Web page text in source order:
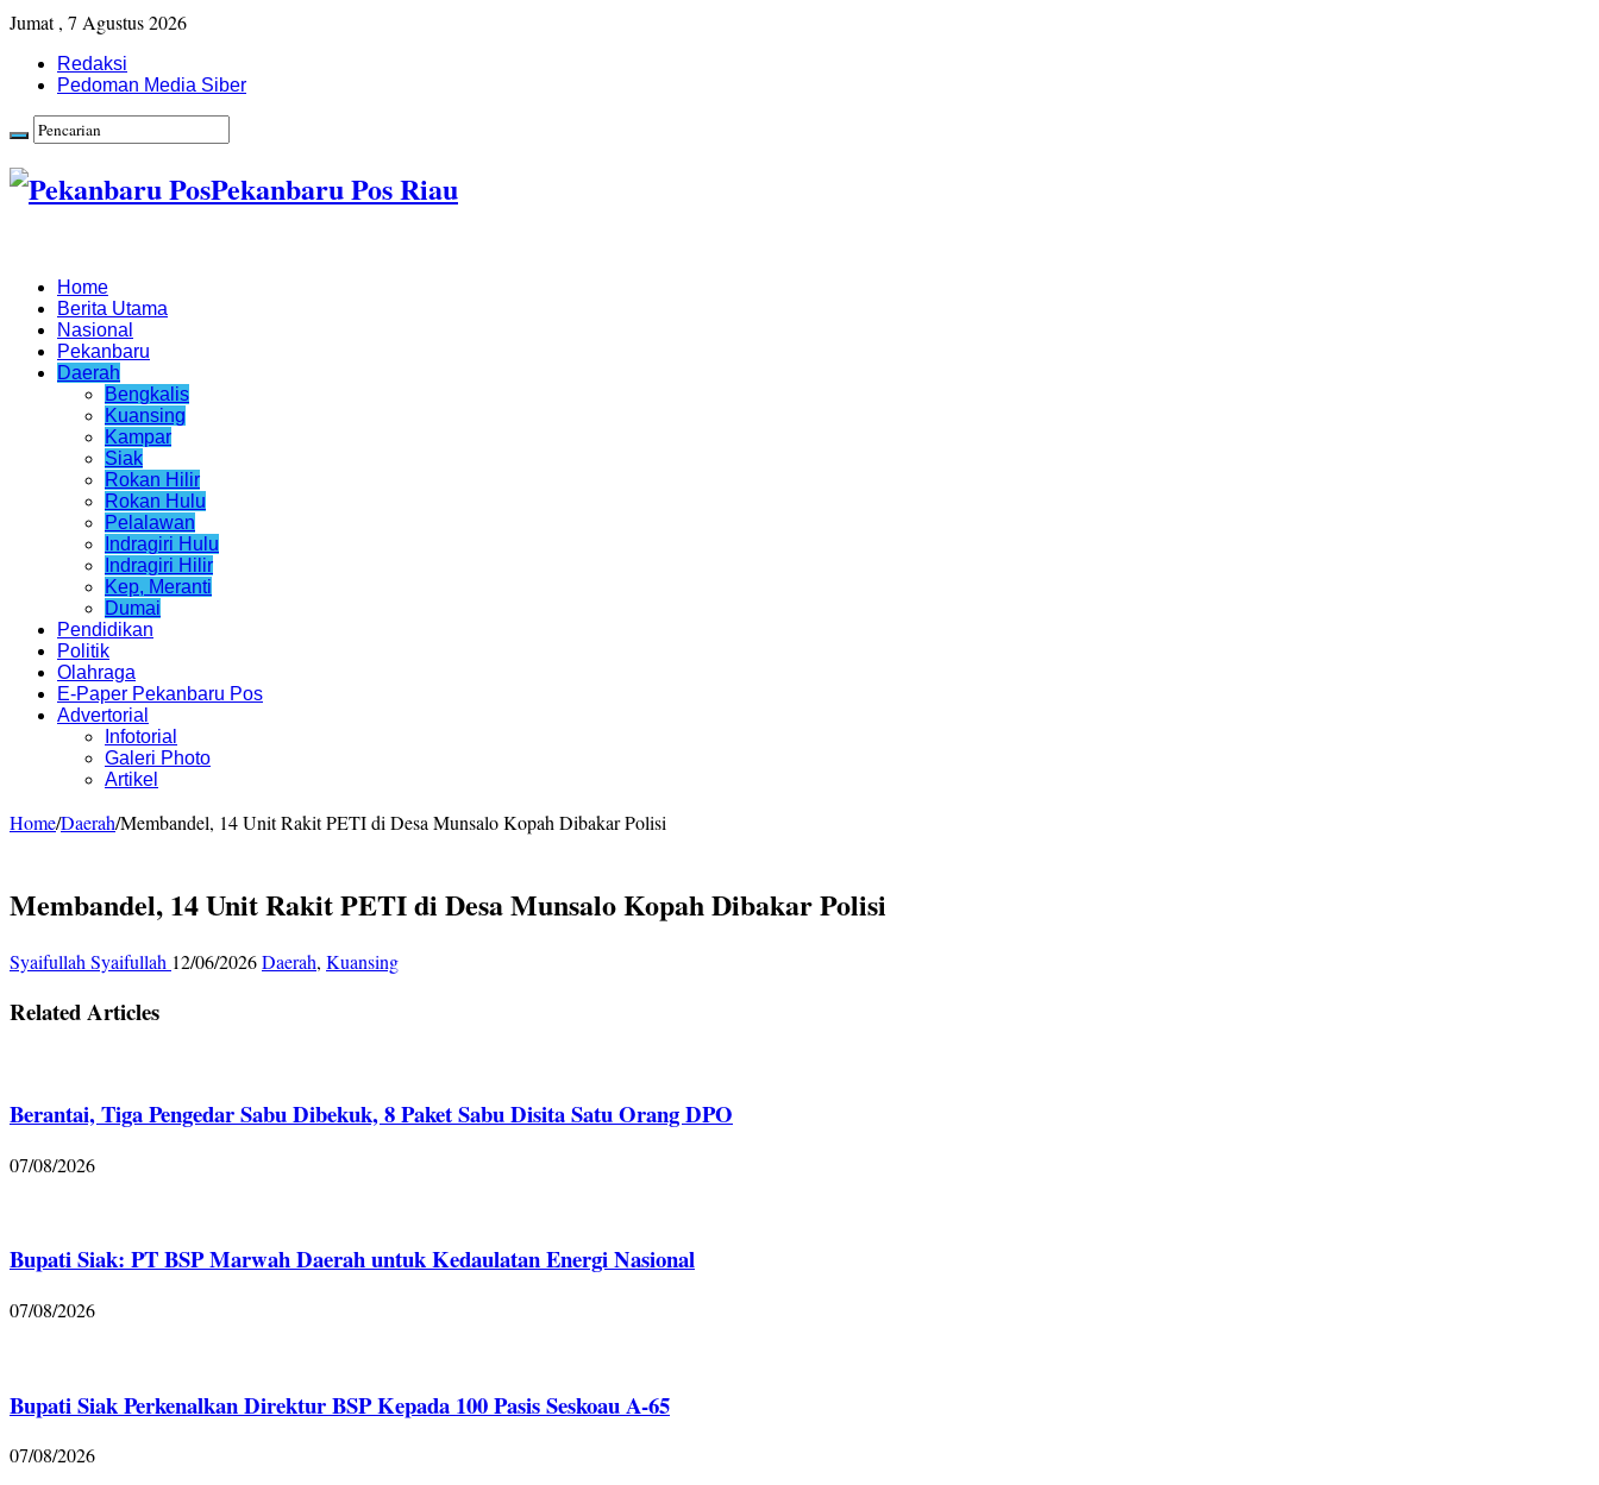
Jumat , 7 Agustus 2026
Redaksi
Pedoman Media Siber
Pekanbaru Pos Riau
Home
Berita Utama
Nasional
Pekanbaru
Daerah
Bengkalis
Kuansing
Kampar
Siak
Rokan Hilir
Rokan Hulu
Pelalawan
Indragiri Hulu
Indragiri Hilir
Kep, Meranti
Dumai
Pendidikan
Politik
Olahraga
E-Paper Pekanbaru Pos
Advertorial
Infotorial
Galeri Photo
Artikel
Home/Daerah/Membandel, 14 Unit Rakit PETI di Desa Munsalo Kopah Dibakar Polisi
Membandel, 14 Unit Rakit PETI di Desa Munsalo Kopah Dibakar Polisi
Syaifullah Syaifullah 12/06/2026Daerah, Kuansing
Related Articles
Berantai, Tiga Pengedar Sabu Dibekuk, 8 Paket Sabu Disita Satu Orang DPO
07/08/2026
Bupati Siak: PT BSP Marwah Daerah untuk Kedaulatan Energi Nasional
07/08/2026
Bupati Siak Perkenalkan Direktur BSP Kepada 100 Pasis Seskoau A-65
07/08/2026